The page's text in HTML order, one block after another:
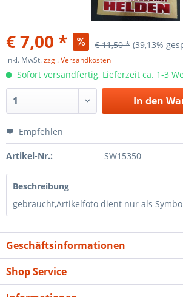
€ 7,00 * € 11,50 * (39,13%
inkl. MwSt.zzgl. Versandkosten
Sofort versandfertig, Lieferzeit ca. 1-3
In den
Empfehlen
Artikel-Nr.: SW15350
Beschreibung
gebraucht,Artikelfoto dient nur als
Geschäftsinformationen
Shop Service